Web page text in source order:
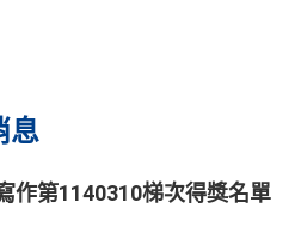
息
作第1140310梯次得獎名單